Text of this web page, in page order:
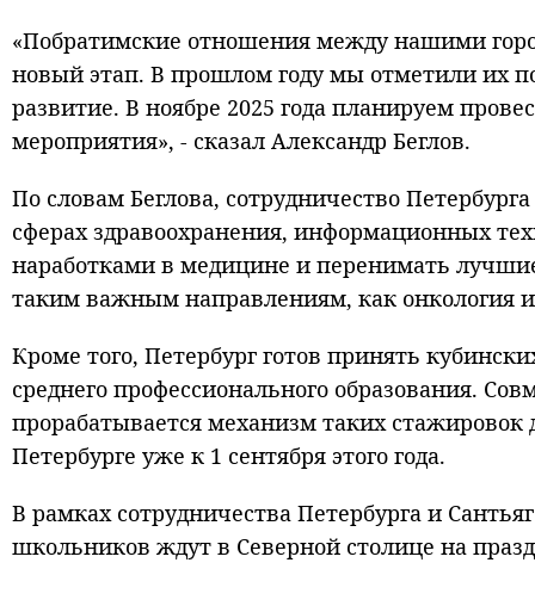
«Побратимские отношения между нашими
новый этап. В прошлом году мы отметили их
развитие. В ноябре 2025 года планируем
мероприятия», - сказал Александр Беглов.
По словам Беглова, сотрудничество
сферах здравоохранения, информационных
наработками в медицине и перенимать
таким важным направлениям, как онкология
Кроме того, Петербург готов принять
среднего профессионального образования.
прорабатывается механизм таких
Петербурге уже к 1 сентября этого года.
В рамках сотрудничества Петербурга и
школьников ждут в Северной столице на